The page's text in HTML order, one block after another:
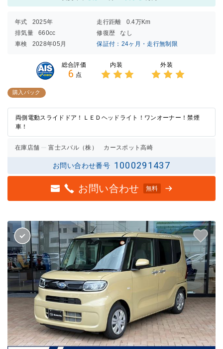
年式 2025年 走行距離
0.4万Km
排気量
660cc 修復歴
なし
車検
2028年05月 保証付：24ヶ月・走行無制限
総合評価
6 点
内装 外装
購入パック
両側電動スライドドア！ＬＥＤヘッドライト！ワンオーナー！禁煙
車！
在庫店舗 富士スバル（株） カースポット高崎
お問い合わせ番号 1000291437
お問い合わせ 無料